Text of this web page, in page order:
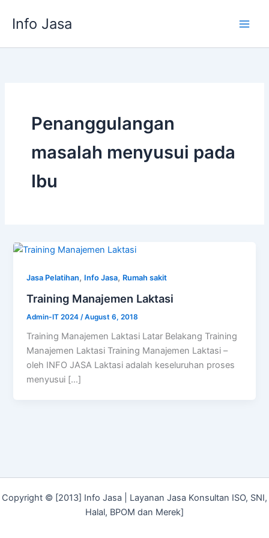
Info Jasa
Penanggulangan
masalah menyusui pada
Ibu
Jasa Pelatihan, Info Jasa, Rumah sakit
Training Manajemen Laktasi
Admin-IT 2024 /August 6, 2018
Training Manajemen Laktasi Latar Belakang Training
Manajemen Laktasi Training Manajemen Laktasi –
oleh INFO JASA Laktasi adalah keseluruhan proses
menyusui […]
Copyright © [2013] Info Jasa | Layanan Jasa Konsultan ISO, SNI,
Halal, BPOM dan Merek]